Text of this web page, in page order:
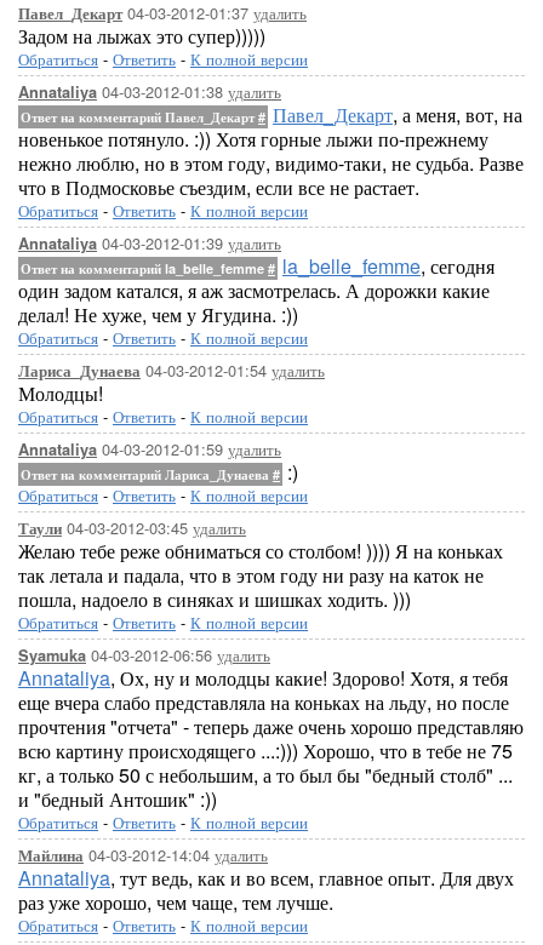
Павел_Декарт04-03-2012-01:37 удалить
Задом на лыжах это супер)))))
Обратиться - Ответить - К полной версии
Annataliya 04-03-2012-01:38 удалить
Ответ на комментарий Павел_Декарт# Павел_Декарт, а меня, вот, на
новенькое потянуло. :)) Хотя горные лыжи по-прежнему
нежно люблю, но в этом году, видимо-таки, не судьба. Разве
что в Подмосковье съездим, если все не растает.
Обратиться - Ответить - К полной версии
Annataliya 04-03-2012-01:39 удалить
Ответ на комментарий la_belle_femme # la_belle_femme, сегодня
один задом катался, я аж засмотрелась. А дорожки какие
делал! Не хуже, чем у Ягудина. :))
Обратиться - Ответить - К полной версии
Лариса_Дунаева 04-03-2012-01:54 удалить
Молодцы!
Обратиться - Ответить - К полной версии
Annataliya 04-03-2012-01:59 удалить
Ответ на комментарий Лариса_Дунаева # :)
Обратиться - Ответить - К полной версии
Таули 04-03-2012-03:45 удалить
Желаю тебе реже обниматься со столбом! )))) Я на коньках
так летала и падала, что в этом году ни разу на каток не
пошла, надоело в синяках и шишках ходить. )))
Обратиться - Ответить - К полной версии
Syamuka 04-03-2012-06:56 удалить
Annataliya, Ох, ну и молодцы какие! Здорово! Хотя, я тебя
еще вчера слабо представляла на коньках на льду, но после
прочтения "отчета" - теперь даже очень хорошо представляю
всю картину происходящего ...:))) Хорошо, что в тебе не 75
кг, а только 50 с небольшим, а то был бы "бедный столб" ...
и "бедный Антошик" :))
Обратиться - Ответить - К полной версии
Майлина 04-03-2012-14:04 удалить
Annataliya, тут ведь, как и во всем, главное опыт. Для двух
раз уже хорошо, чем чаще, тем лучше.
Обратиться - Ответить - К полной версии